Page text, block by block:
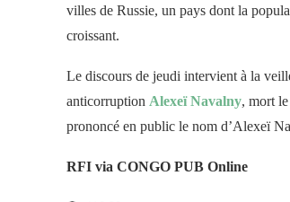
villes de Russie, un pays dont la
croissant.
Le discours de jeudi intervient à la
anticorruption Alexeï Navalny, mort
prononcé en public le nom d’Alexeï
RFI via CONGO PUB Online